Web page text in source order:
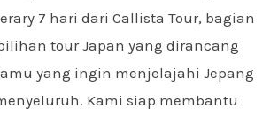
7 hari dari Callista Tour, bagian
tour Japan yang dirancang
yang ingin menjelajahi Jepang
Kami siap membantu